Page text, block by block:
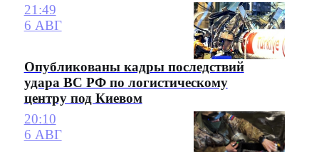
21:49
6 АВГ
Опубликованы кадры последствий
удара ВС РФ по логистическому
центру под Киевом
20:10
6 АВГ